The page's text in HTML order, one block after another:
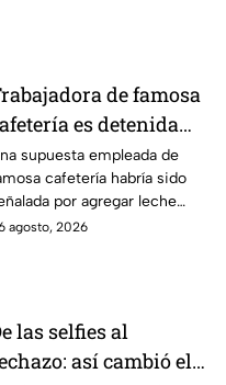
de famosa
es detenida
ponerle leche
a bebida de
clienta que la trató
mal
supuesta empleada de
cafetería habría sido
por agregar leche
a bebida de clienta,
agosto, 2026
las selfies al
así cambió el